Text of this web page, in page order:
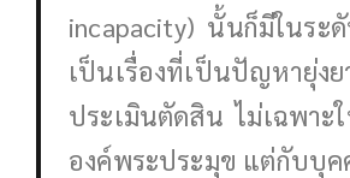
incapacity) นั้นก็มีในระ
เป็นเรื่องที่เป็นปัญหายุ่งย
ประเมินตัดสิน ไม่เฉพาะ
องค์พระประมุข แต่กับบุค